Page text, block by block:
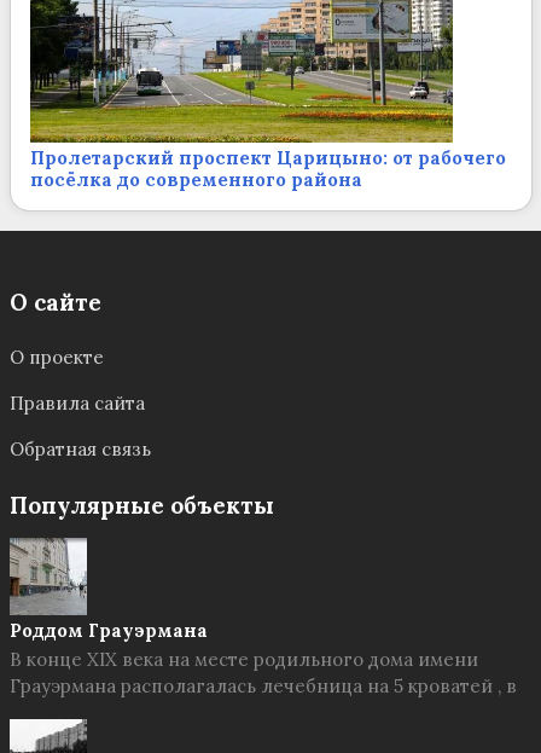
Пролетарский проспект Царицыно: от рабочего
посёлка до современного района
О сайте
О проекте
Правила сайта
Обратная связь
Популярные объекты
Роддом Грауэрмана
В конце XIX века на месте родильного дома имени
Грауэрмана располагалась лечебница на 5 кроватей , в